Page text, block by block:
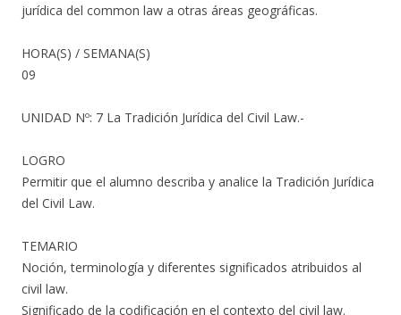
jurídica del common law a otras áreas geográficas.
HORA(S) / SEMANA(S)
09
UNIDAD Nº: 7 La Tradición Jurídica del Civil Law.-
LOGRO
Permitir que el alumno describa y analice la Tradición Jurídica
del Civil Law.
TEMARIO
Noción, terminología y diferentes significados atribuidos al
civil law.
Significado de la codificación en el contexto del civil law.